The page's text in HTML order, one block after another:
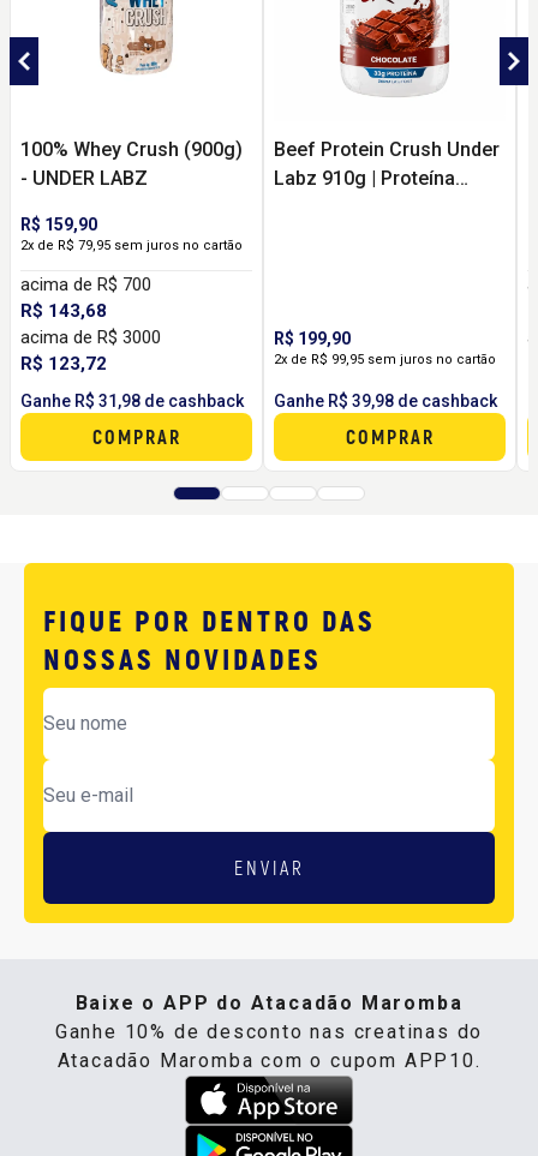
100% Whey Crush (900g)
- UNDER LABZ
R$ 159,90
2x de R$ 79,95 sem juros no cartão
acima de R$ 700
R$ 143,68
acima de R$ 3000
R$ 123,72
Ganhe R$ 31,98 de cashback
COMPRAR
Beef Protein Crush Under
Labz 910g | Proteína
R$ 199,90
2x de R$ 99,95 sem juros no cartão
Ganhe R$ 39,98 de cashback
COMPRAR
FIQUE POR DENTRO DAS
NOSSAS NOVIDADES
ENVIAR
Baixe o APP do Atacadão Maromba
Ganhe 10% de desconto nas creatinas do
Atacadão Maromba com o cupom APP10.